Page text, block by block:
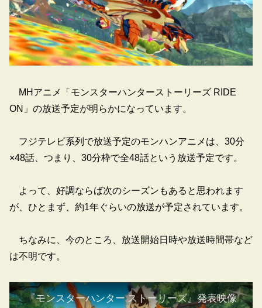
MHアニメ「モンスターハンターストーリーズ RIDE
ON」の放送予定が明らかになっています。
フジテレビ系列で放送予定のモンハンアニメは、30分
×48話、つまり、30分枠で全48話という放送予定です。
よって、好調ならば次のシーズンもあると思われます
が、ひとまず、約1年ぐらいの放送が予定されています。
ちなみに、今のところ、放送開始日時や放送時間帯など
は不明です。
『モンスターハンター ストーリーズ』発表映像